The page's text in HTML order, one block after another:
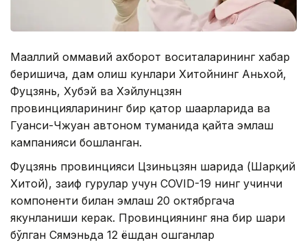
Маҳаллий оммавий ахборот воситаларининг хабар
беришича, дам олиш кунлари Хитойнинг Aньхой,
Фуцзянь, Хубэй ва Хэйлунцзян
провинцияларининг бир қатор шаҳарларида ва
Гуанси-Чжуан автоном туманида қайта эмлаш
кампанияси бошланган.
Фуцзянь провинцияси Цзиньцзян шаҳрида (Шарқий
Хитой), заиф гуруҳлар учун COVID-19 нинг учинчи
компоненти билан эмлаш 20 октябргача
якунланиши керак. Провинциянинг яна бир шаҳри
бўлган Сямэньда 12 ёшдан ошганлар